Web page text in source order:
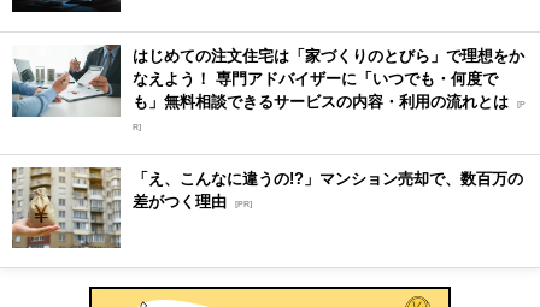
はじめての注文住宅は「家づくりのとびら」で理想をか
なえよう！ 専門アドバイザーに「いつでも・何度で
も」無料相談できるサービスの内容・利用の流れとは [P
R]
「え、こんなに違うの!?」マンション売却で、数百万の
差がつく理由 [PR]